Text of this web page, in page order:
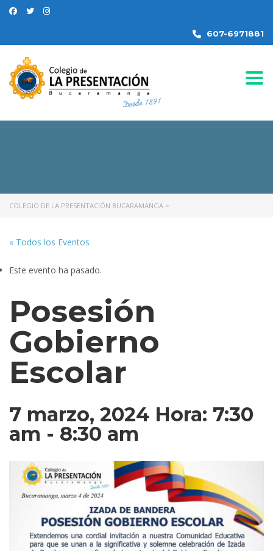
607-6971881
COLEGIO DE LA PRESENTACIÓN BUCARAMANGA >
« Todos los Eventos
Este evento ha pasado.
Posesión
Gobierno
Escolar
7 marzo, 2024 Hora: 7:30
am - 8:30 am